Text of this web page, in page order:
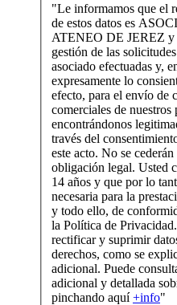
"Le informamos que el
de estos datos es
ATENEO DE JEREZ y
gestión de las
asociado efectuadas y,
expresamente lo
efecto, para el envío de
comerciales de
encontrándonos
través del
este acto. No se
obligación legal. Usted
14 años y que por lo
necesaria para la
y todo ello, de
la Política de
rectificar y suprimir
derechos, como se
adicional. Puede
adicional y detallada
pinchando aquí+info"